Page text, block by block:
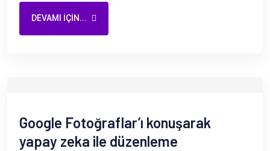
DEVAMI IÇIN...
Google Fotoğraflar’ı konuşarak
yapay zeka ile düzenleme